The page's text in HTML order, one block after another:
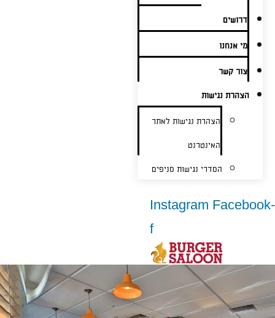
דרושים
מי אנחנו
צור קשר
הצהרת נגישות
הצהרת נגישות לאתר
האינטרנט
הסדרי נגישות סניפים
Instagram Facebook-
f